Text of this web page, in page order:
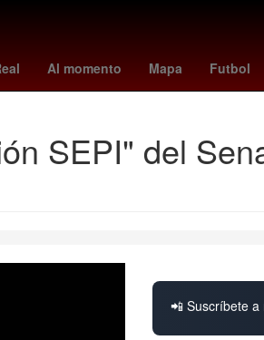
Al momento Mapa Futbol
- blue jays Desalojo Claudia
SEPI" del
📲 Suscríbete